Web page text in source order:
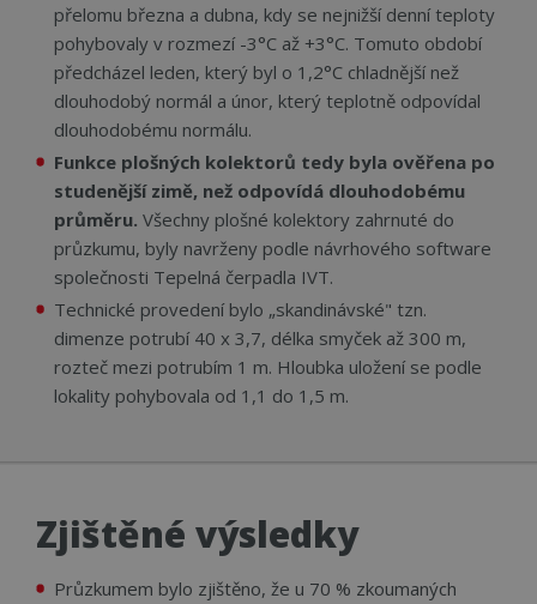
přelomu března a dubna, kdy se nejnižší denní teploty
pohybovaly v rozmezí -3°C až +3°C. Tomuto období
předcházel leden, který byl o 1,2°C chladnější než
dlouhodobý normál a únor, který teplotně odpovídal
dlouhodobému normálu.
Funkce plošných kolektorů tedy byla ověřena po
studenější zimě, než odpovídá dlouhodobému
průměru. Všechny plošné kolektory zahrnuté do
průzkumu, byly navrženy podle návrhového software
společnosti Tepelná čerpadla IVT.
Technické provedení bylo „skandinávské" tzn.
dimenze potrubí 40 x 3,7, délka smyček až 300 m,
rozteč mezi potrubím 1 m. Hloubka uložení se podle
lokality pohybovala od 1,1 do 1,5 m.
Zjištěné výsledky
Průzkumem bylo zjištěno, že u 70 % zkoumaných